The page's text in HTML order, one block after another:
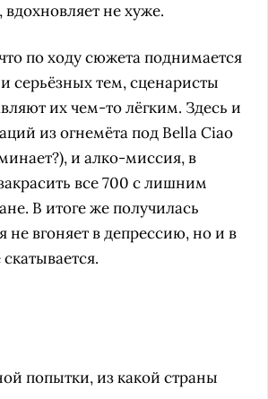
не хуже.
по ходу сюжета поднимается
серьёзных тем, сценаристы
их чем-то лёгким. Здесь и
из огнемёта под Bella Ciao
и алко-миссия, в
все 700 с лишним
В итоге же получилась
не вгоняет в депрессию, но и в